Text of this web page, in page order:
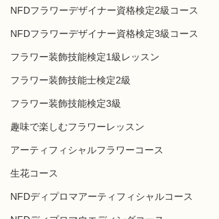
NFDフラワーデザイナー資格検定2級コース
NFDフラワーデザイナー資格検定3級コース
フラワー装飾技能検定1級レッスン
フラワー装飾技能士検定2級
フラワー装飾技能検定3級
趣味で楽しむフラワーレッスン
アーティフィシャルフラワーコース
生花コース
NFDディプロマアーティフィシャルコース